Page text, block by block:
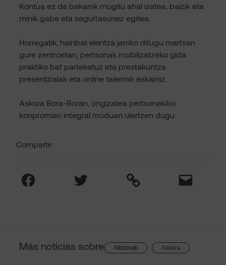
Compartir:
Facebook Twitter Link Mail
Kontua ez da bakarrik mugitu ahal izatea, baizik eta
minik gabe eta segurtasunez egitea.
Horregatik, hainbat ekintza jarriko ditugu martxan
gure zentroetan, pertsonak mobilizatzeko gida
praktiko bat partekatuz eta prestakuntza
presentzialak eta online tailerrak eskainiz.
Askora Bora-Boran, ongizatea pertsonekiko
konpromiso integral moduan ulertzen dugu.
Más noticias sobre Albisteak Askora